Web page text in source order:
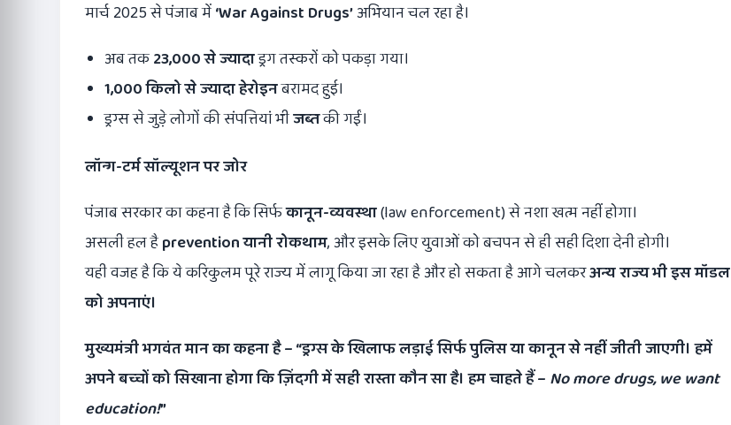
मार्च 2025 से पंजाब में‘War Against Drugs’अभियान चल रहा है।
अब तक23,000से ज्यादाड्रग तस्करों को पकड़ा गया।
1,000किलो से ज्यादा हेरोइनबरामद हुई।
ड्रग्स से जुड़े लोगों की संपत्तियां भीजब्तकी गईं।
लॉन्ग-टर्म सॉल्यूशन पर जोर
पंजाब सरकार का कहना है कि सिर्फकानून-व्यवस्था(law enforcement) से नशा खत्म नहीं होगा।
असली हल हैpreventionयानी रोकथाम, और इसके लिए युवाओं को बचपन से ही सही दिशा देनी होगी।
यही वजह है कि ये करिकुलम पूरे राज्य में लागू किया जा रहा है और हो सकता है आगे चलकरअन्य राज्य भी इस मॉडल
को अपनाएं।
मुख्यमंत्री भगवंत मान का कहना है – “ड्रग्स के खिलाफ लड़ाई सिर्फ पुलिस या कानून से नहीं जीती जाएगी। हमें
अपने बच्चों को सिखाना होगा कि ज़िंदगी में सही रास्ता कौन सा है। हम चाहते हैं – No more drugs, we want
education!”